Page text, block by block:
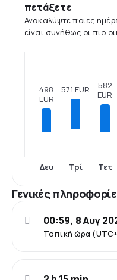
πετάξετε
Ανακαλύψτε ποιες
είναι συνήθως οι πιο
498
EUR
Δευ
571 EUR
Τρί
582
EUR
Τετ
Γενικές
Τοπική ώρα
00:59, 8 Αυγ